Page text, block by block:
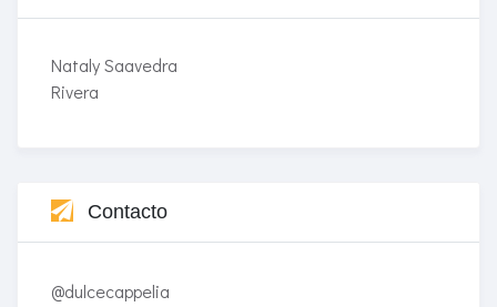
Nataly Saavedra
Rivera
Contacto
@dulcecappelia